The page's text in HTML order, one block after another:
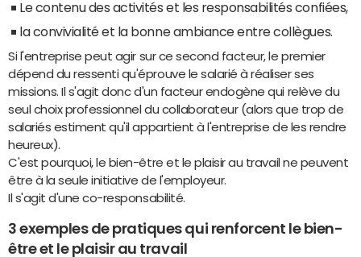
Le contenu des activités et les responsabilités confiées,
la convivialité et la bonne ambiance entre collègues.
Si l'entreprise peut agir sur ce second facteur, le premier
dépend du ressenti qu'éprouve le salarié à réaliser ses
missions. Il s'agit donc d'un facteur endogène qui relève du
seul choix professionnel du collaborateur (alors que trop de
salariés estiment qu'il appartient à l'entreprise de les rendre
heureux).
C'est pourquoi, le bien-être et le plaisir au travail ne peuvent
être à la seule initiative de l'employeur.
Il s'agit d'une co-responsabilité.
3 exemples de pratiques qui renforcent le bien-
être et le plaisir au travail